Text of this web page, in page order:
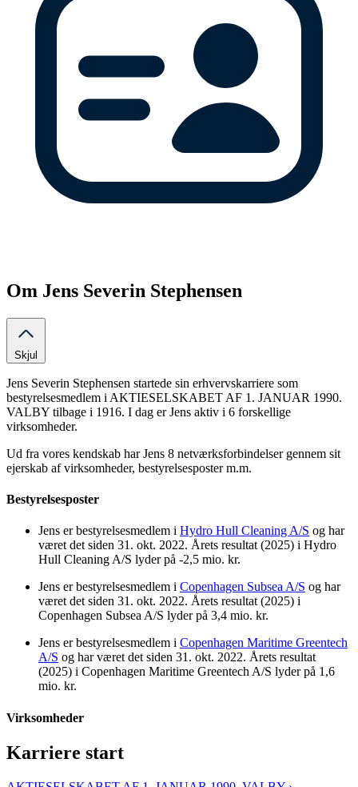
Om Jens Severin Stephensen
Skjul
Jens Severin Stephensen startede sin erhvervskarriere som
bestyrelsesmedlem i AKTIESELSKABET AF 1. JANUAR 1990.
VALBY tilbage i 1916. I dag er Jens aktiv i 6 forskellige
virksomheder.
Ud fra vores kendskab har Jens 8 netværksforbindelser gennem sit
ejerskab af virksomheder, bestyrelsesposter m.m.
Bestyrelsesposter
Jens er bestyrelsesmedlem i Hydro Hull Cleaning A/S og har
været det siden 31. okt. 2022. Årets resultat (2025) i Hydro
Hull Cleaning A/S lyder på -2,5 mio. kr.
Jens er bestyrelsesmedlem i Copenhagen Subsea A/S og har
været det siden 31. okt. 2022. Årets resultat (2025) i
Copenhagen Subsea A/S lyder på 3,4 mio. kr.
Jens er bestyrelsesmedlem i Copenhagen Maritime Greentech
A/S og har været det siden 31. okt. 2022. Årets resultat
(2025) i Copenhagen Maritime Greentech A/S lyder på 1,6
mio. kr.
Virksomheder
Karriere start